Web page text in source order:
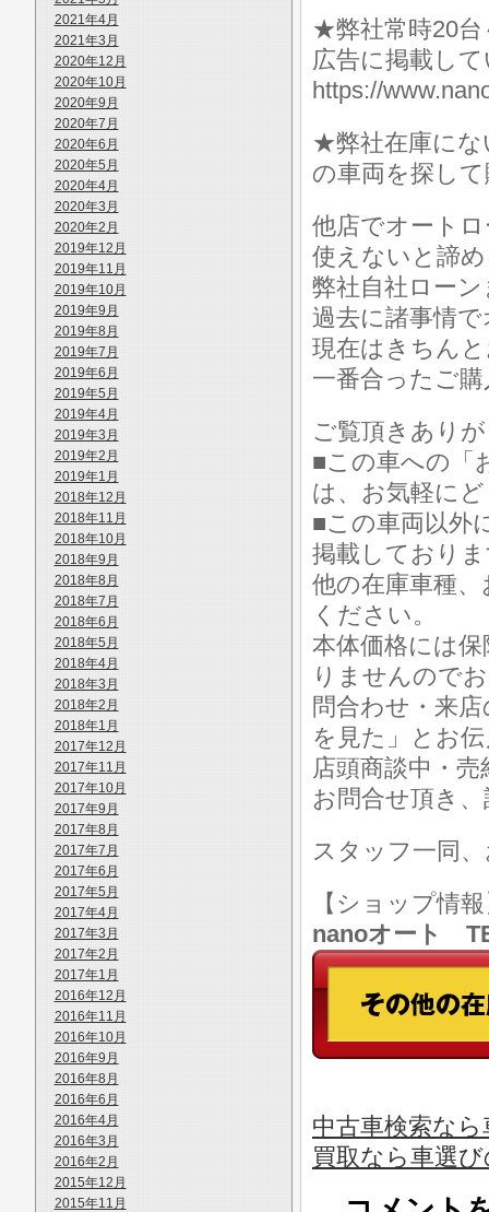
2021年4月
2021年3月
2020年12月
2020年10月
2020年9月
2020年7月
2020年6月
2020年5月
2020年4月
2020年3月
2020年2月
2019年12月
2019年11月
2019年10月
2019年9月
2019年8月
2019年7月
2019年6月
2019年5月
2019年4月
2019年3月
2019年2月
2019年1月
2018年12月
2018年11月
2018年10月
2018年9月
2018年8月
2018年7月
2018年6月
2018年5月
2018年4月
2018年3月
2018年2月
2018年1月
2017年12月
2017年11月
2017年10月
2017年9月
2017年8月
2017年7月
2017年6月
2017年5月
2017年4月
2017年3月
2017年2月
2017年1月
2016年12月
2016年11月
2016年10月
2016年9月
2016年8月
2016年6月
2016年4月
2016年3月
2016年2月
2015年12月
2015年11月
★弊社常時20台
広告に掲載し
https://
★弊社在庫にな
の車両を探し
他店でオート
使えないと諦
弊社自社ロー
過去に諸事情
現在はきちん
一番合ったご
ご覧頂きあり
■この車への「
は、お気軽に
■この車両以外
掲載しており
他の在庫車種
ください。
本体価格には
りませんので
問合わせ・来
を見た」とお
店頭商談中・
お問合せ頂き
スタッフ一同
【ショップ情
nanoオート
中古車検索な
買取なら車選